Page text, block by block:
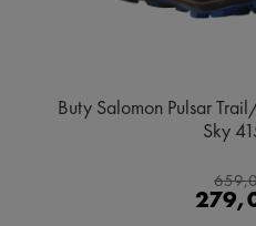
Buty Salomon Pulsar
Sky